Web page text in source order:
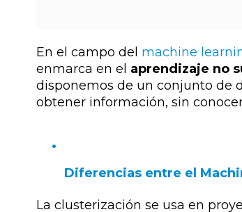
En el campo del machine
enmarca en el aprendizaje no
disponemos de un conjunto de
obtener información, sin
Diferencias entre el
La clusterización se usa en